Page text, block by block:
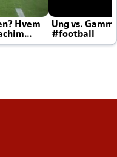
Hvem
Ung vs.
#football